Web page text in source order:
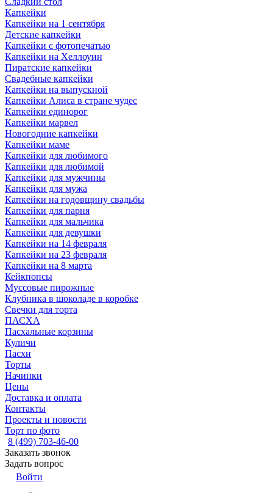
Капкейки
Капкейки на 1 сентября
Детские капкейки
Капкейки с фотопечатью
Капкейки на Хеллоуин
Пиратские капкейки
Свадебные капкейки
Капкейки на выпускной
Капкейки Алиса в стране чудес
Капкейки единорог
Капкейки марвел
Новогодние капкейки
Капкейки маме
Капкейки для любимого
Капкейки для любимой
Капкейки для мужчины
Капкейки для мужа
Капкейки на годовщину свадьбы
Капкейки для парня
Капкейки для мальчика
Капкейки для девушки
Капкейки на 14 февраля
Капкейки на 23 февраля
Капкейки на 8 марта
Кейкпопсы
Муссовые пирожные
Клубника в шоколаде в коробке
Свечки для торта
ПАСХА
Пасхальные корзины
Куличи
Пасхи
Торты
Начинки
Цены
Доставка и оплата
Контакты
Проекты и новости
Торт по фото
8 (499) 703-46-00
Заказать звонок
Задать вопрос
Войти